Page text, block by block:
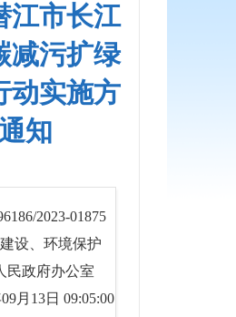
江市长江
减污扩绿
动实施方
知
2023-01875
设、环境保护
民政府办公室
月13日 09:05:00